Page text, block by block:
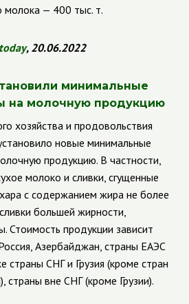
молока — 400 тыс. т.
today, 20.06.2022
минимальные
на молочную продукцию
хозяйства и продовольствия
новые минимальные
продукцию. В частности,
молоко и сливки, сгущенные
с содержанием жира не более
большей жирности,
Стоимость продукции зависит
Азербайджан, страны ЕАЭС
страны СНГ и Грузия (кроме стран
вне СНГ (кроме Грузии).